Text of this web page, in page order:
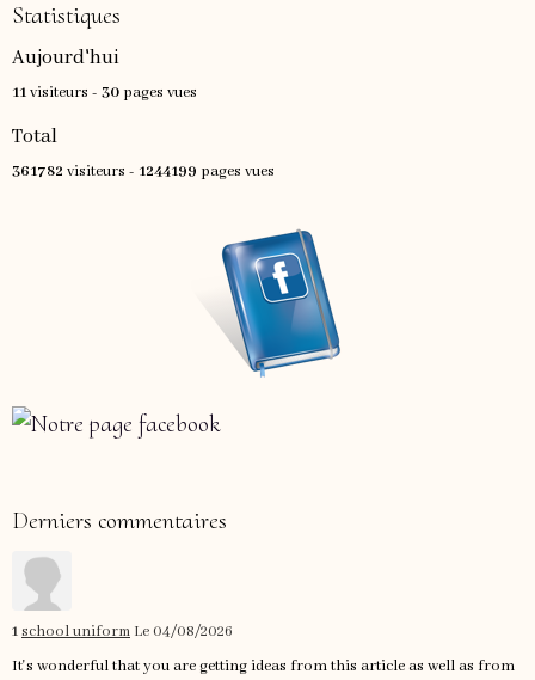
Statistiques
Aujourd'hui
11visiteurs - 30 pages vues
Total
361782 visiteurs - 1244199 pages vues
Derniers commentaires
1school uniform Le 04/08/2026
It's wonderful that you are getting ideas from this article as well as from